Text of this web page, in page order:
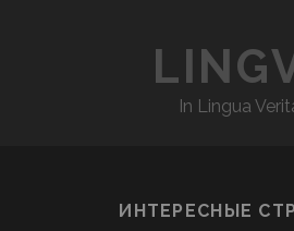
In Lingua
ИНТЕРЕСНЫЕ